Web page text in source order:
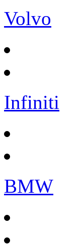
Volvo
Infiniti
BMW